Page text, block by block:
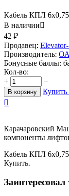
Кабель КПЛ 6х0,75
В наличии
42 ₽
Продавец:
Производитель:
Бонусные баллы:
Кол-во:
+
−
В корзину
Купить

Карачаровский
компоненты
Кабель КПЛ 6х0,75
Купить.
Заинтересовал